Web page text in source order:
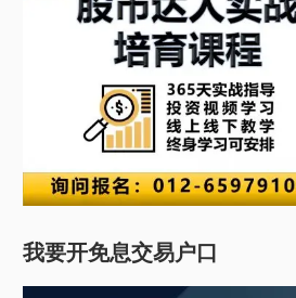
我要开免息交易户口